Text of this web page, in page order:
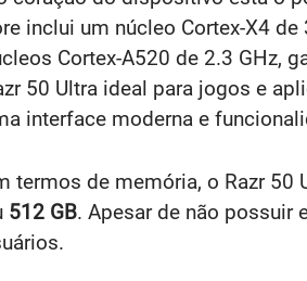
inclui um núcleo Cortex-X4
Cortex-A520 de 2.3 GHz,
50 Ultra ideal para jogos e
interface moderna e
termos de memória, o Razr
512 GB. Apesar de não possuir